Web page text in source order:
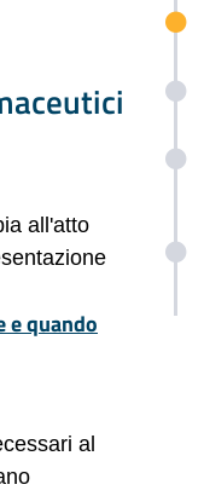
all'atto
e quando
al